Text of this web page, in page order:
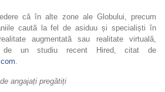
că în alte zone ale Globului, precum
caută la fel de asiduu și specialiști în
augmentată sau realitate virtuală,
de un studiu recent Hired, citat de
.
angajați pregătiți